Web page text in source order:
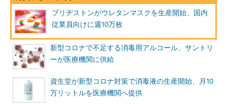
ブリヂストンがウレタンマスクを生産開始、国内
従業員向けに週10万枚
新型コロナで不足する消毒用アルコール、サントリ
ーが医療機関に供給
資生堂が新型コロナ対策で消毒液の生産開始、月10
万リットルを医療機関へ提供